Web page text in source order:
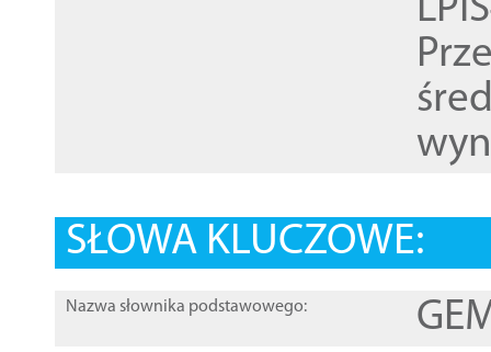
SŁOWA KLUCZOWE:
Nazwa słownika podstawowego: